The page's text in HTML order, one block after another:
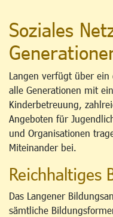
Soziales
Langen verfügt über ein
alle Generationen mit
Kinderbetreuung,
Angeboten für
und Organisationen
Miteinander bei.
Reichhaltiges
Das Langener
sämtliche